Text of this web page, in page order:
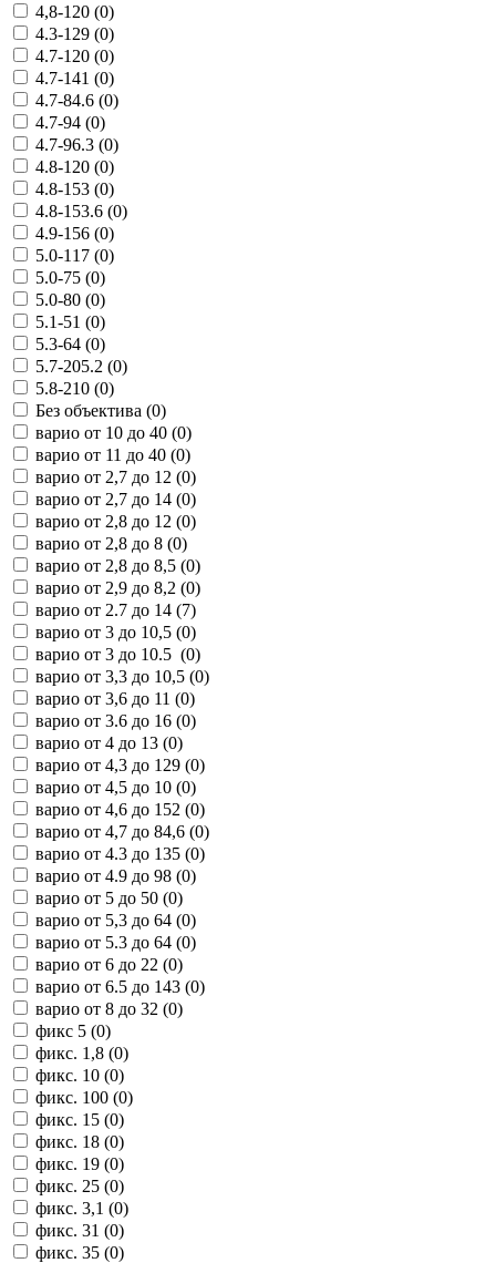
4,8-120 (0)
4.3-129 (0)
4.7-120 (0)
4.7-141 (0)
4.7-84.6 (0)
4.7-94 (0)
4.7-96.3 (0)
4.8-120 (0)
4.8-153 (0)
4.8-153.6 (0)
4.9-156 (0)
5.0-117 (0)
5.0-75 (0)
5.0-80 (0)
5.1-51 (0)
5.3-64 (0)
5.7-205.2 (0)
5.8-210 (0)
Без объектива (0)
варио от 10 до 40 (0)
варио от 11 до 40 (0)
варио от 2,7 до 12 (0)
варио от 2,7 до 14 (0)
варио от 2,8 до 12 (0)
варио от 2,8 до 8 (0)
варио от 2,8 до 8,5 (0)
варио от 2,9 до 8,2 (0)
варио от 2.7 до 14 (7)
варио от 3 до 10,5 (0)
варио от 3 до 10.5 (0)
варио от 3,3 до 10,5 (0)
варио от 3,6 до 11 (0)
варио от 3.6 до 16 (0)
варио от 4 до 13 (0)
варио от 4,3 до 129 (0)
варио от 4,5 до 10 (0)
варио от 4,6 до 152 (0)
варио от 4,7 до 84,6 (0)
варио от 4.3 до 135 (0)
варио от 4.9 до 98 (0)
варио от 5 до 50 (0)
варио от 5,3 до 64 (0)
варио от 5.3 до 64 (0)
варио от 6 до 22 (0)
варио от 6.5 до 143 (0)
варио от 8 до 32 (0)
фикс 5 (0)
фикс. 1,8 (0)
фикс. 10 (0)
фикс. 100 (0)
фикс. 15 (0)
фикс. 18 (0)
фикс. 19 (0)
фикс. 25 (0)
фикс. 3,1 (0)
фикс. 31 (0)
фикс. 35 (0)